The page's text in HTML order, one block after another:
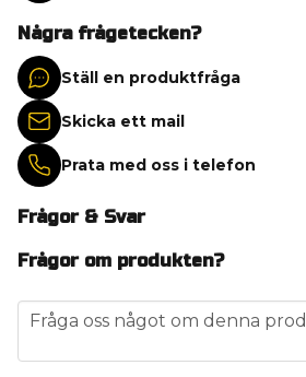
Några frågetecken?
Ställ en produktfråga
Skicka ett mail
Prata med oss i telefon
Frågor & Svar
Frågor om produkten?
question
Fråga oss något om denna